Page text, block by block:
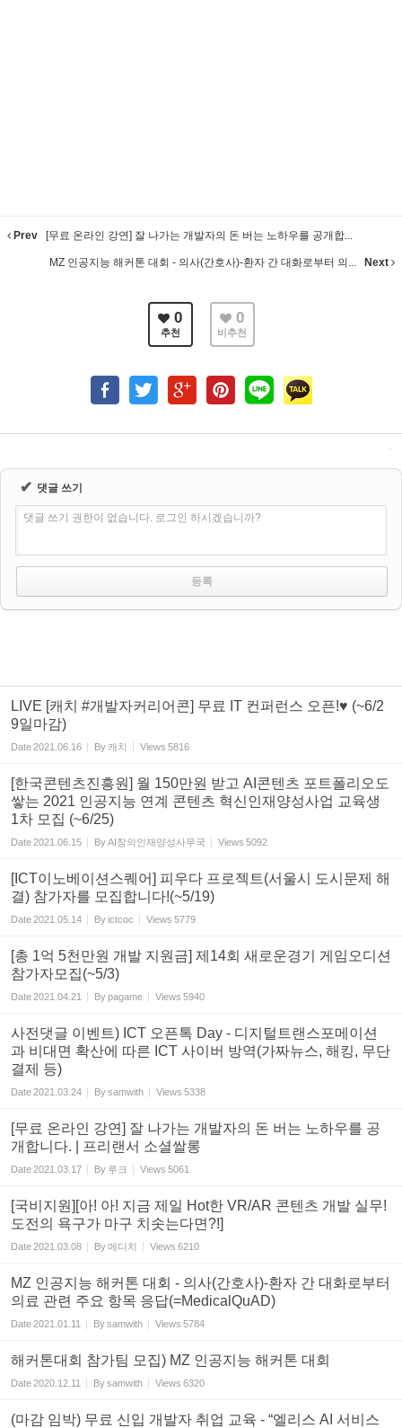
Prev [무료 온라인 강연] 잘 나가는 개발자의 돈 버는 노하우를 공개합...
MZ 인공지능 해커톤 대회 - 의사(간호사)-환자 간 대화로부터 의... Next
0
추천
0
비추천
✔ 댓글 쓰기
댓글 쓰기 권한이 없습니다. 로그인 하시겠습니까?
LIVE [캐치 #개발자커리어콘] 무료 IT 컨퍼런스 오픈!♥ (~6/2
9일마감)
Date2021.06.16 By 캐치 Views 5816
[한국콘텐츠진흥원] 월 150만원 받고 AI콘텐츠 포트폴리오도
쌓는 2021 인공지능 연계 콘텐츠 혁신인재양성사업 교육생
1차 모집 (~6/25)
Date2021.06.15 ByAI창의인재양성사무국 Views 5092
[ICT이노베이션스퀘어] 피우다 프로젝트(서울시 도시문제 해
결) 참가자를 모집합니다!(~5/19)
Date2021.05.14 Byictcoc Views 5779
[총 1억 5천만원 개발 지원금] 제14회 새로운경기 게임오디션
참가자모집(~5/3)
Date2021.04.21 Bypagame Views 5940
사전댓글 이벤트) ICT 오픈톡 Day - 디지털트랜스포메이션
과 비대면 확산에 따른 ICT 사이버 방역(가짜뉴스, 해킹, 무단
결제 등)
Date2021.03.24 Bysamwith Views 5338
[무료 온라인 강연] 잘 나가는 개발자의 돈 버는 노하우를 공
개합니다. | 프리랜서 소셜쌀롱
Date2021.03.17 By 루크 Views 5061
[국비지원][아! 아! 지금 제일 Hot한 VR/AR 콘텐츠 개발 실무!
도전의 욕구가 마구 치솟는다면?!]
Date2021.03.08 By메디치 Views 6210
MZ 인공지능 해커톤 대회 - 의사(간호사)-환자 간 대화로부터
의료 관련 주요 항목 응답(=MedicalQuAD)
Date2021.01.11 Bysamwith Views 5784
해커톤대회 참가팀 모집) MZ 인공지능 해커톤 대회
Date2020.12.11 Bysamwith Views 6320
(마감 임박) 무료 신입 개발자 취업 교육 - “엘리스 AI 서비스